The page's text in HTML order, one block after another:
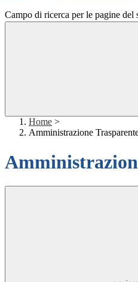
Campo di ricerca per le pagine del
Home >
Amministrazione